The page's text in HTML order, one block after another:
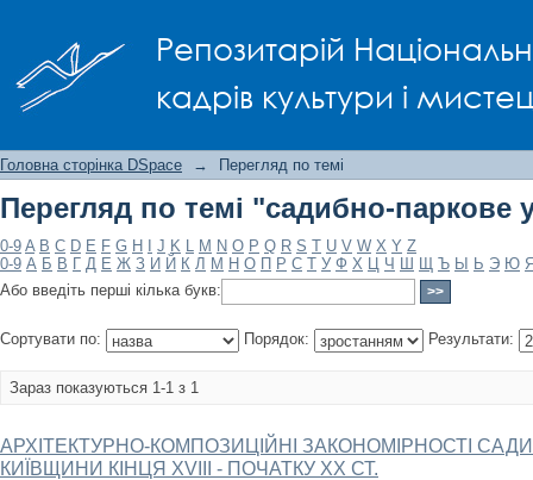
Репозитарій
кадрів культури і
Головна сторінка DSpace → Перегляд по темі
Перегляд по темі "садибно-паркове
0-9 A B C D E F G H J K L M N O P Q R S T U V W X Y Z
0-9 А Б В Г Д Е Ж З И Й К Л М Н О П Р С Т У Ф Х Ц Ч Ш Щ Ъ Ы Ь Э Ю
Або введіть перші кілька букв:
Сортувати по: Порядок: Результати:
Зараз показуються 1-1 з 1
АРХІТЕКТУРНО-КОМПОЗИЦІЙНІ ЗАКОНОМІРНОСТІ
КИЇВЩИНИ КІНЦЯ ХVІІІ - ПОЧАТКУ ХХ СТ.